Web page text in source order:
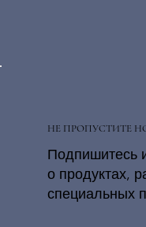
НЕ ПРОПУСТИТЕ
Подпишитесь
о продуктах,
специальных